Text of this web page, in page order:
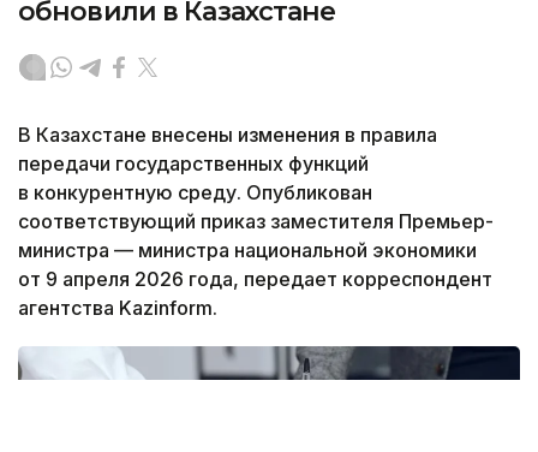
обновили в Казахстане
В Казахстане внесены изменения в правила
передачи государственных функций
в конкурентную среду. Опубликован
соответствующий приказ заместителя Премьер-
министра — министра национальной экономики
от 9 апреля 2026 года, передает корреспондент
агентства Kazinform.